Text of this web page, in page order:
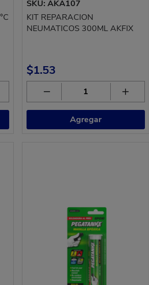
SKU: AKA107
KIT REPARACION
NEUMATICOS 300ML AKFIX
$1.53
Agregar